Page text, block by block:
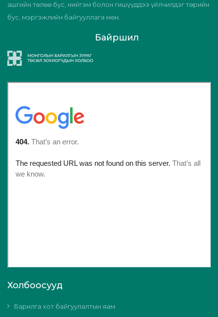
ашгийн төлөө бус, нийгэм болон гишүүддээ үйлчилдэг төрийн
бус, мэргэжлийн байгууллага мөн.
Байршил
Холбоосууд
Барилга хот байгуулалтын яам